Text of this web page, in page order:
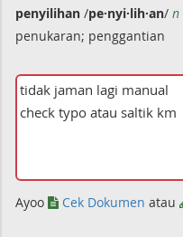
penyilihan /pe·nyi·lih·an/ n
penukaran; penggantian
Ayoo Cek Dokumen atau